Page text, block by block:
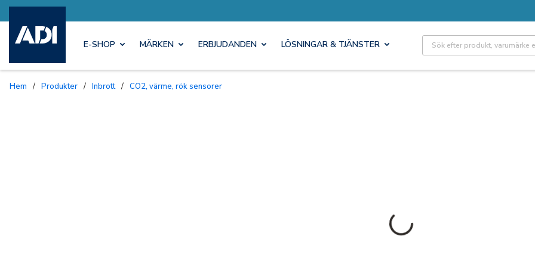
E-SHOP MÄRKEN ERBJUDANDEN LÖSNINGAR & TJÄNSTER Site Search
Hem / Produkter / Inbrott / CO2, värme, rök sensorer